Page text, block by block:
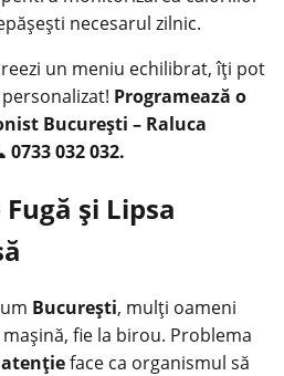
necesarul zilnic.
un meniu echilibrat, îți pot
Programează o
București – Raluca
032 032.
și Lipsa
București, mulți oameni
fie la birou. Problema
face ca organismul să